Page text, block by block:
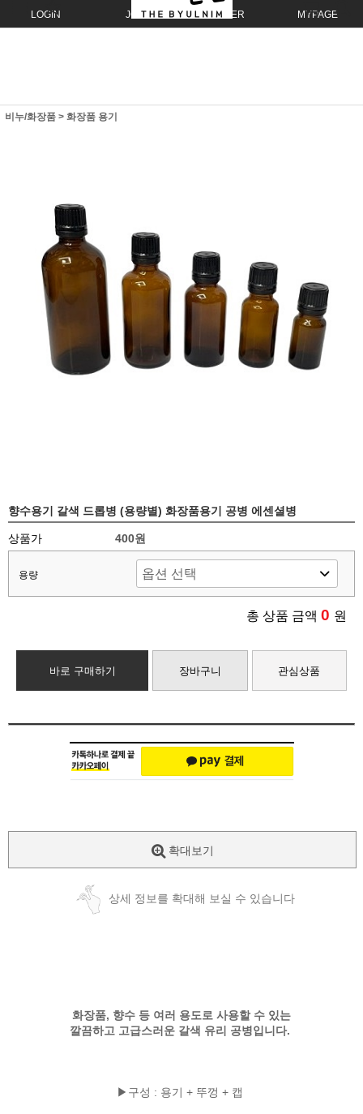
LOGIN JOIN ORDER MYPAGE
비누/화장품 > 화장품 용기
향수용기 갈색 드롭병 (용량별) 화장품용기 공병 에센셜병
상품가 400원
용량
총 상품 금액 0 원
바로 구매하기 장바구니 관심상품
확대보기
상세 정보를 확대해 보실 수 있습니다
화장품, 향수 등 여러 용도로 사용할 수 있는
깔끔하고 고급스러운 갈색 유리 공병입니다.
▶구성 : 용기 + 뚜껑 + 캡